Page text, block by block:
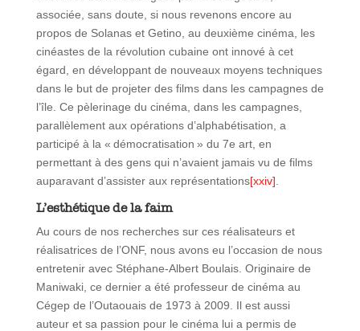
associée, sans doute, si nous revenons encore au
propos de Solanas et Getino, au deuxième cinéma, les
cinéastes de la révolution cubaine ont innové à cet
égard, en développant de nouveaux moyens techniques
dans le but de projeter des films dans les campagnes de
l’île. Ce pèlerinage du cinéma, dans les campagnes,
parallèlement aux opérations d’alphabétisation, a
participé à la « démocratisation » du 7e art, en
permettant à des gens qui n’avaient jamais vu de films
auparavant d’assister aux représentations[xxiv].
L’esthétique de la faim
Au cours de nos recherches sur ces réalisateurs et
réalisatrices de l’ONF, nous avons eu l’occasion de nous
entretenir avec Stéphane-Albert Boulais. Originaire de
Maniwaki, ce dernier a été professeur de cinéma au
Cégep de l’Outaouais de 1973 à 2009. Il est aussi
auteur et sa passion pour le cinéma lui a permis de